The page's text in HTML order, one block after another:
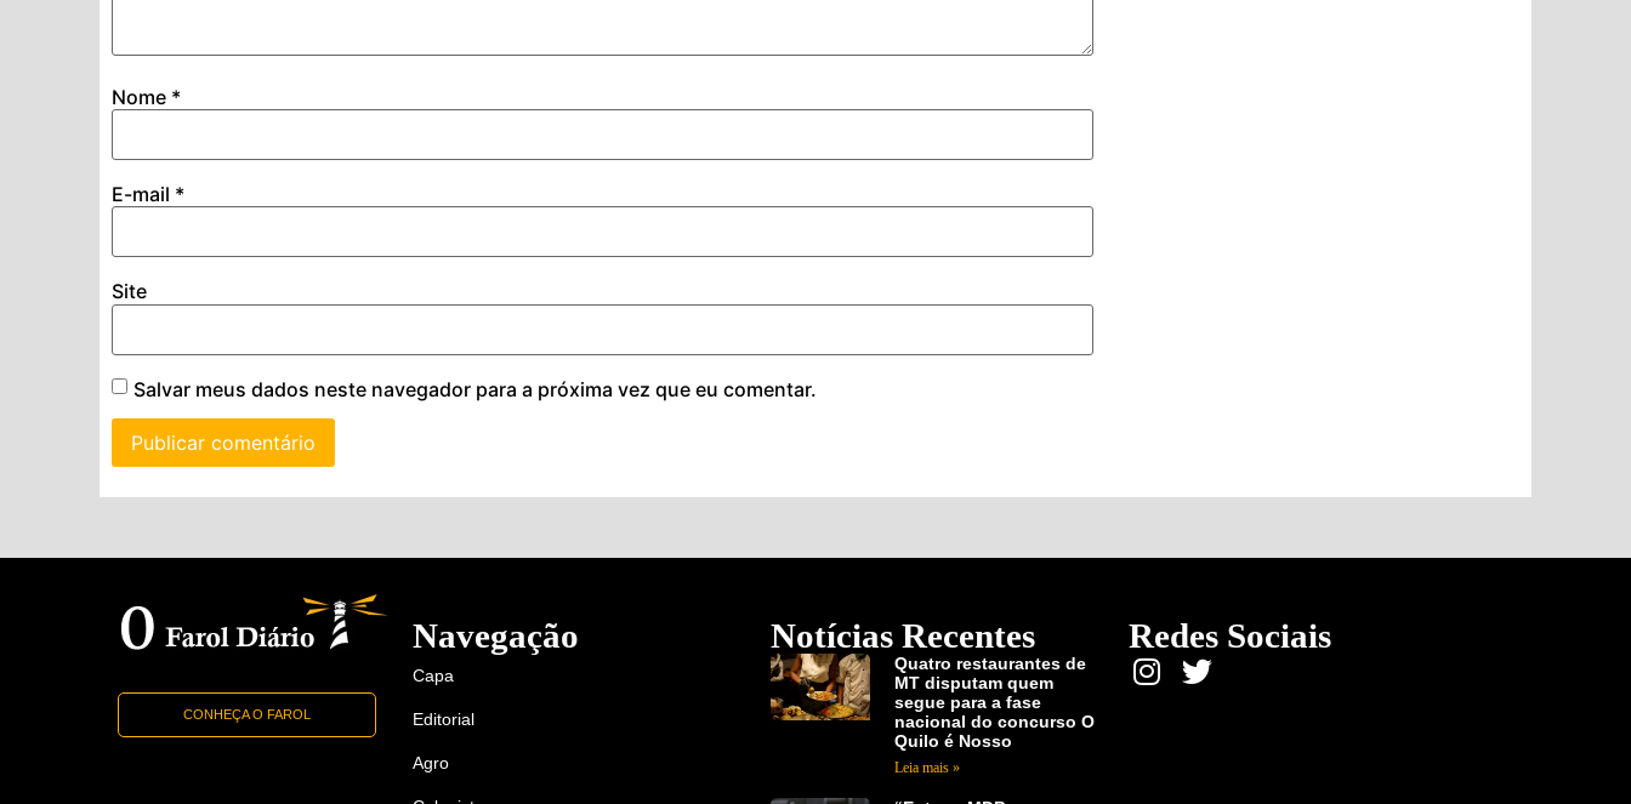
Nome *
E-mail *
Site
Salvar meus dados neste navegador para a próxima vez que eu comentar.
CONHEÇA O FAROL
Navegação
Capa
Editorial
Agro
Notícias Recentes
Quatro restaurantes de
MT disputam quem
segue para a fase
nacional do concurso O
Quilo é Nosso
Leia mais »
Redes Sociais